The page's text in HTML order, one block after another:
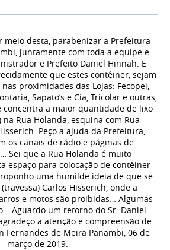
meio desta, parabenizar a Prefeitura
juntamente com toda a equipe e
e Prefeito Daniel Hinnah. E
que estes contêiner, sejam
proximidades das Lojas: Fecopel,
Sapato’s e Cia, Tricolar e outras,
concentra a maior quantidade de lixo
na Rua Holanda, esquina com Rua
Peço a ajuda da Prefeitura,
os canais de rádio e páginas de
Sei que a Rua Holanda é muito
espaço para colocação de contêiner
uma humilde ideia de que se
Carlos Hisserich, onde a
e motos são proibidas… Algumas
Aguardo um retorno do Sr. Daniel
a atenção e compreensão de
Fernandes de Meira Panambi, 06 de
março de 2019.